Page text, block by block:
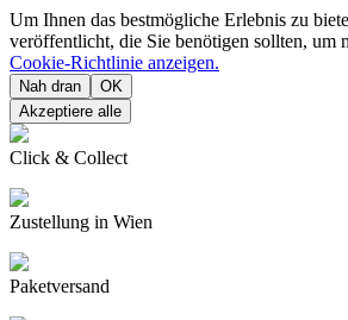
Um Ihnen das bestmögliche Erlebnis zu
veröffentlicht, die Sie benötigen sollten, um
Cookie-Richtlinie anzeigen.
Nah dran
OK
Akzeptiere alle
Click & Collect
Zustellung in Wien
Paketversand